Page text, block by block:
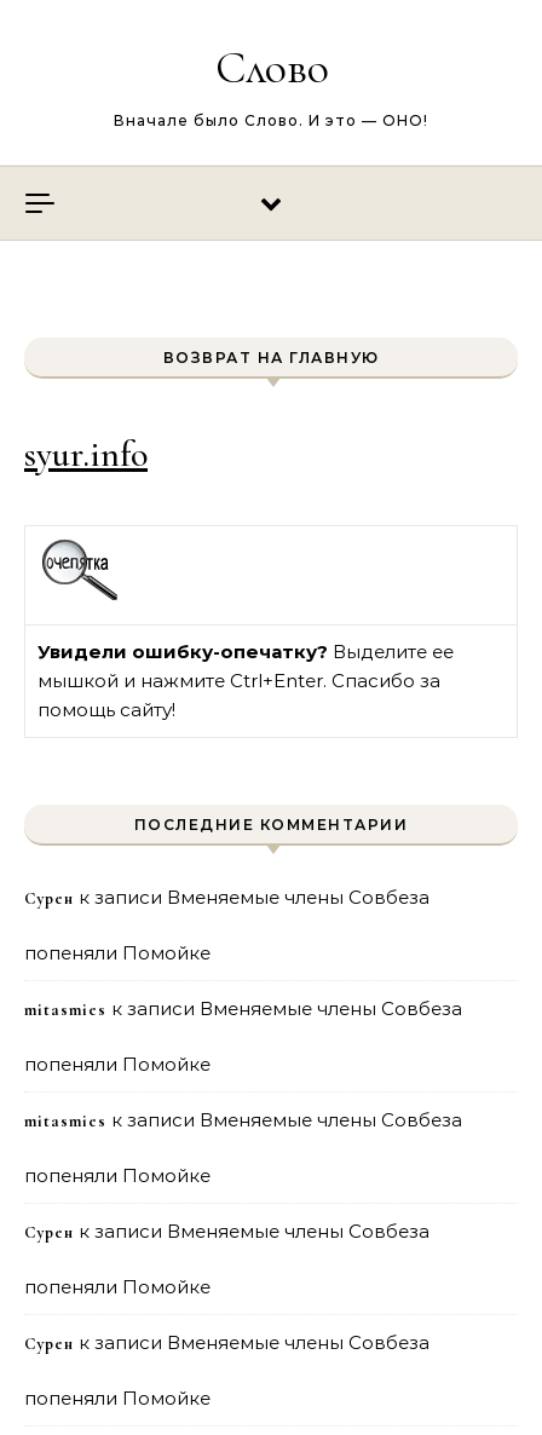
Слово
Вначале было Слово. И это — ОНО!
ВОЗВРАТ НА ГЛАВНУЮ
syur.info
Увидели ошибку-опечатку? Выделите ее
мышкой и нажмите Ctrl+Enter. Спасибо за
помощь сайту!
ПОСЛЕДНИЕ КОММЕНТАРИИ
Сурен к записи Вменяемые члены Совбеза
попеняли Помойке
mitasmies к записи Вменяемые члены Совбеза
попеняли Помойке
mitasmies к записи Вменяемые члены Совбеза
попеняли Помойке
Сурен к записи Вменяемые члены Совбеза
попеняли Помойке
Сурен к записи Вменяемые члены Совбеза
попеняли Помойке